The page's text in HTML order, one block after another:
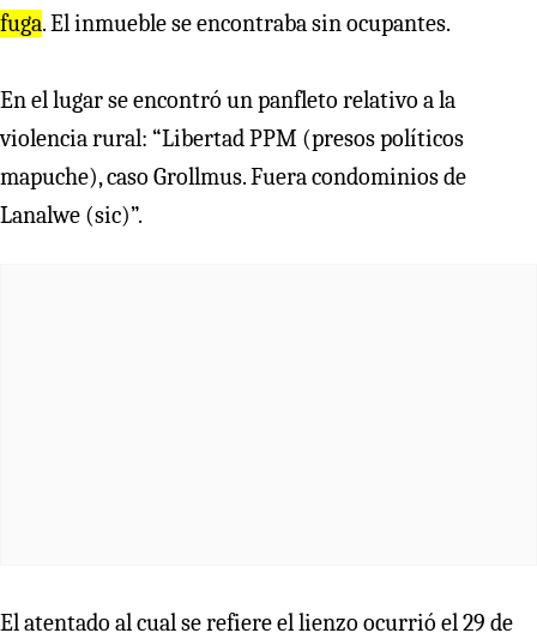
fuga. El inmueble se encontraba sin ocupantes.
En el lugar se encontró un panfleto relativo a la
violencia rural: “Libertad PPM (presos políticos
mapuche), caso Grollmus. Fuera condominios de
Lanalwe (sic)”.
El atentado al cual se refiere el lienzo ocurrió el 29 de